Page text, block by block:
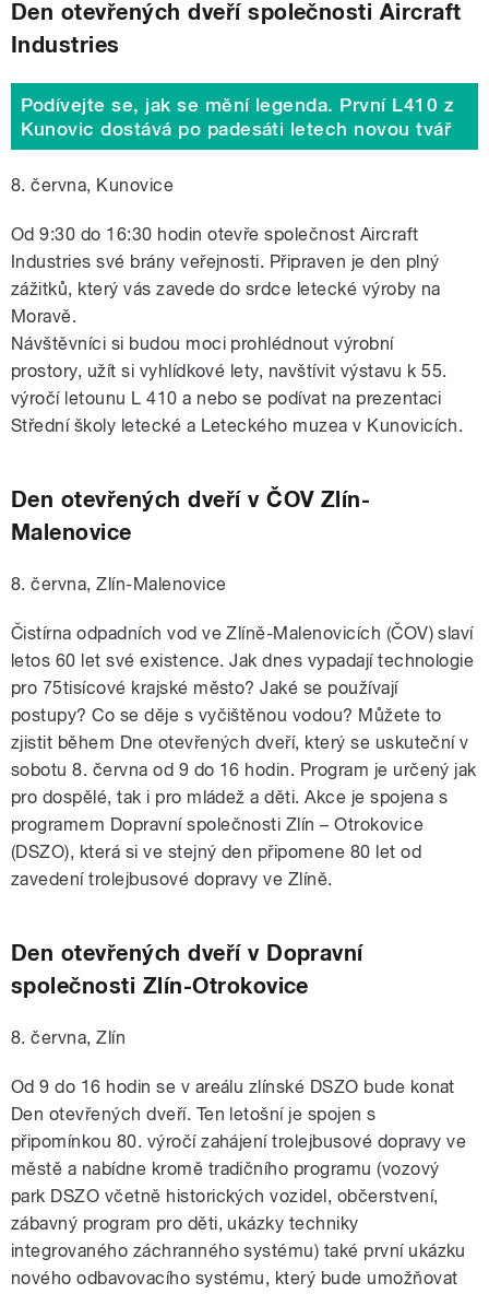
Den otevřených dveří společnosti Aircraft
Industries
Podívejte se, jak se mění legenda. První L410 z
Kunovic dostává po padesáti letech novou tvář
8. června, Kunovice
Od 9:30 do 16:30 hodin otevře společnost Aircraft
Industries své brány veřejnosti. Připraven je den plný
zážitků, který vás zavede do srdce letecké výroby na
Moravě.
Návštěvníci si budou moci prohlédnout výrobní
prostory, užít si vyhlídkové lety, navštívit výstavu k 55.
výročí letounu L 410 a nebo se podívat na prezentaci
Střední školy letecké a Leteckého muzea v Kunovicích.
Den otevřených dveří v ČOV Zlín-
Malenovice
8. června, Zlín-Malenovice
Čistírna odpadních vod ve Zlíně-Malenovicích (ČOV) slaví
letos 60 let své existence. Jak dnes vypadají technologie
pro 75tisícové krajské město? Jaké se používají
postupy? Co se děje s vyčištěnou vodou? Můžete to
zjistit během Dne otevřených dveří, který se uskuteční v
sobotu 8. června od 9 do 16 hodin. Program je určený jak
pro dospělé, tak i pro mládež a děti. Akce je spojena s
programem Dopravní společnosti Zlín – Otrokovice
(DSZO), která si ve stejný den připomene 80 let od
zavedení trolejbusové dopravy ve Zlíně.
Den otevřených dveří v Dopravní
společnosti Zlín-Otrokovice
8. června, Zlín
Od 9 do 16 hodin se v areálu zlínské DSZO bude konat
Den otevřených dveří. Ten letošní je spojen s
připomínkou 80. výročí zahájení trolejbusové dopravy ve
městě a nabídne kromě tradičního programu (vozový
park DSZO včetně historických vozidel, občerstvení,
zábavný program pro děti, ukázky techniky
integrovaného záchranného systému) také první ukázku
nového odbavovacího systému, který bude umožňovat